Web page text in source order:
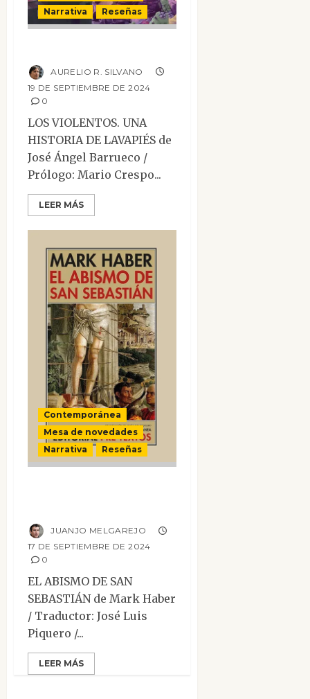
Narrativa
Reseñas
AURELIO R. SILVANO
19 DE SEPTIEMBRE DE 2024
0
LOS VIOLENTOS. UNA
HISTORIA DE LAVAPIÉS de
José Ángel Barrueco /
Prólogo: Mario Crespo...
LEER MÁS
Contemporánea
Mesa de novedades
Narrativa
Reseñas
JUANJO MELGAREJO
17 DE SEPTIEMBRE DE 2024
0
EL ABISMO DE SAN
SEBASTIÁN de Mark Haber
/ Traductor: José Luis
Piquero /...
LEER MÁS